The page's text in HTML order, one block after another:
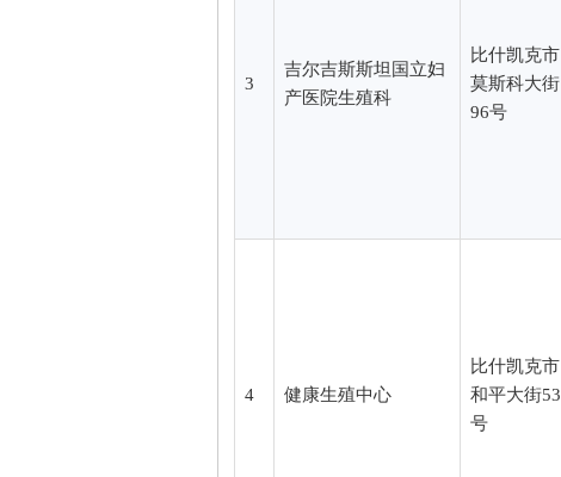
3
吉尔吉斯斯坦国立妇
产医院生殖科
比什凯克市
莫斯科大街
96号
4 健康生殖中心
比什凯克市
和平大街53
号